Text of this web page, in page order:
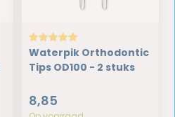
Waterpik Orthodontic
Tips OD100 - 2 stuks
8,85